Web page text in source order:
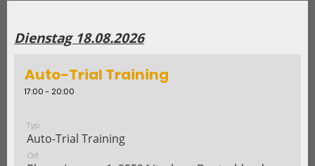
Dienstag 18.08.2026
Auto-Trial Training
17:00 - 20:00
Typ
Auto-Trial Training
Ort